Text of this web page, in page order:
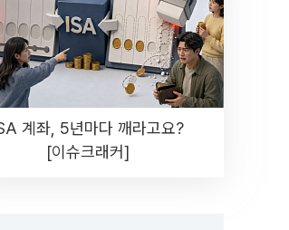
계좌, 5년마다 깨라고요?
[이슈크래커]